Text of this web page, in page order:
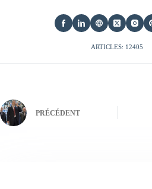
ARTICLES: 12405
PRÉCÉDENT